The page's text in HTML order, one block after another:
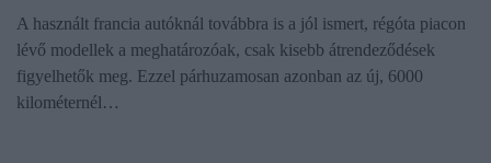
A használt francia autóknál továbbra is a jól ismert, régóta piacon
lévő modellek a meghatározóak, csak kisebb átrendeződések
figyelhetők meg. Ezzel párhuzamosan azonban az új, 6000
kilométernél…